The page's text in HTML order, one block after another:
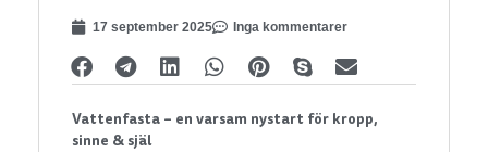
17 september 2025 Inga kommentarer
Vattenfasta – en varsam nystart för kropp,
sinne & själ